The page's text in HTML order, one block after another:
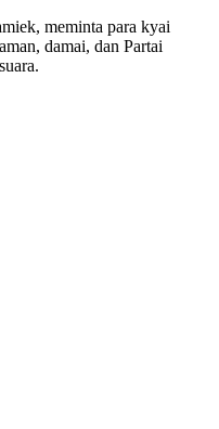
meminta para kyai
damai, dan Partai